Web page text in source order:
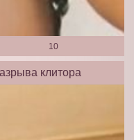
10
клитора